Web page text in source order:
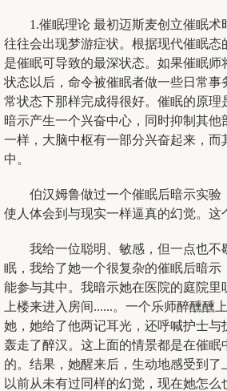
1.催眠理论 最初迈斯麦创立催眠
往往会出现梦游症状。根据现代催眠态
是催眠可导致的最深状态。如果催眠师
状态以后，命令被催眠者做一些日常事
常状态下那样完成得很好。催眠的原理
暗示产生一个兴奋中心，同时抑制其他
一样，大脑中枢有一部分兴奋起来，而
中。
伯汉姆鲁做过一个催眠后暗示实验
使人体会到与现实一样逼真的幻觉。这
我给一位聪明、敏感，但一点也不
眠，我给了她一个很复杂的催眠后暗示
能参与其中。我暗示她在医院的庭院里
上楼来进入房间......。一个乐师醉醺醺
她，她给了他两记耳光，还呼喊护士与
轰走了醉汉。这上面的情景都是在催眠
的。结果，她醒来后，生动地感受到了
以前从未有过同样的幻觉，现在她怎么